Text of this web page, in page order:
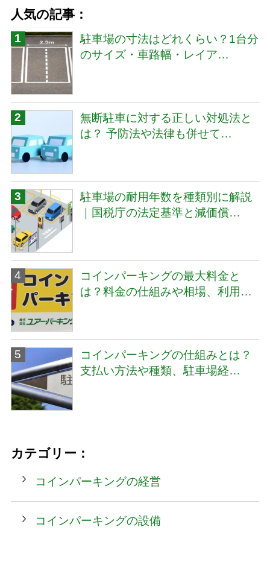
人気の記事：
駐車場の寸法はどれくらい？1台分
のサイズ・車路幅・レイア…
無断駐車に対する正しい対処法と
は？ 予防法や法律も併せて…
駐車場の耐用年数を種類別に解説
｜国税庁の法定基準と減価償…
コインパーキングの最大料金と
は？料金の仕組みや相場、利用…
コインパーキングの仕組みとは？
支払い方法や種類、駐車場経…
カテゴリー：
コインパーキングの経営
コインパーキングの設備